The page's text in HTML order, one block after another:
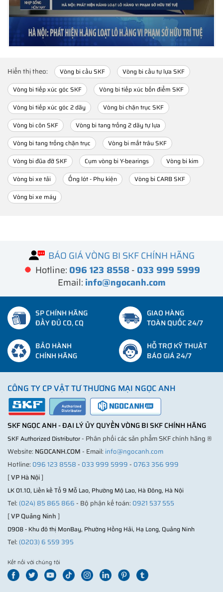
Hiển thị theo: Vòng bi cầu SKF
Vòng bi cầu tự lựa SKF
Vòng bi tiếp xúc góc SKF
Vòng bi tiếp xúc bốn điểm SKF
Vòng bi tiếp xúc góc 2 dãy
Vòng bi chặn trục SKF
Vòng bi côn SKF
Vòng bi tang trống 2 dãy tự lựa
Vòng bi tang trống chặn trục
Vòng bi mắt trâu SKF
Vòng bi đũa đỡ SKF
Cụm vòng bi Y-bearings
Vòng bi kim
Vòng bi xe tải
Ống lót - Phụ kiện
Vòng bi CARB SKF
Vòng bi xe máy
BÁO GIÁ VÒNG BI SKF CHÍNH HÃNG
Hotline: 096 123 8558- 033 999 5999
Email: info@ngocanh.com
SP CHÍNH HÃNG
ĐẦY ĐỦ CO, CQ
GIAO HÀNG
TOÀN QUỐC 24/7
BẢO HÀNH
CHÍNH HÃNG
HỖ TRỢ KỸ THUẬT
BÁO GIÁ 24/7
CÔNG TY CP VẬT TƯ THƯƠNG MẠI NGỌC ANH
SKF NGỌC ANH - ĐẠI LÝ ỦY QUYỀN VÒNG BI SKF CHÍNH HÃNG
SKF Authorized Distributor- Phân phối các sản phẩm SKF chính hãng ®
Website: NGOCANH.COM- Email: info@ngocanh.com
Hotline: 096 123 8558- 033 999 5999- 0763 356 999
[VP Hà Nội]
LK 01.10, Liền kề Tổ 9 Mỗ Lao, Phường Mộ Lao, Hà Đông, Hà Nội
Tel: (024) 85 865 866- Bộ phận kế toán: 0921 537 555
[VP Quảng Ninh]
D908 - Khu đô thị MonBay, Phường Hồng Hải, Hạ Long, Quảng Ninh
Tel: (0203) 6 559 395
Kết nối với chúng tôi